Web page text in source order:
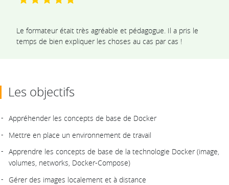
Le formateur était très agréable et pédagogue. Il a pris le
temps de bien expliquer les choses au cas par cas !
Les objectifs
Appréhender les concepts de base de Docker
Mettre en place un environnement de travail
Apprendre les concepts de base de la technologie Docker (image,
volumes, networks, Docker-Compose)
Gérer des images localement et à distance